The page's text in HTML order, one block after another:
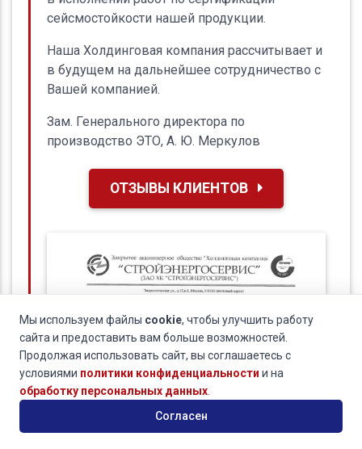
сейсмостойкости нашей продукции.
Наша Холдинговая компания рассчитывает и
в будущем на дальнейшее сотрудничество с
Вашей компанией.
Зам. Генерального директора по
производство ЭТО, А. Ю. Меркулов
ОТЗЫВЫ КЛИЕНТОВ
Мы используем файлы cookie, чтобы улучшить работу
сайта и предоставить вам больше возможностей.
Продолжая использовать сайт, вы соглашаетесь с
условиями политики конфиденциальности и на
обработку персональных данных
Согласен